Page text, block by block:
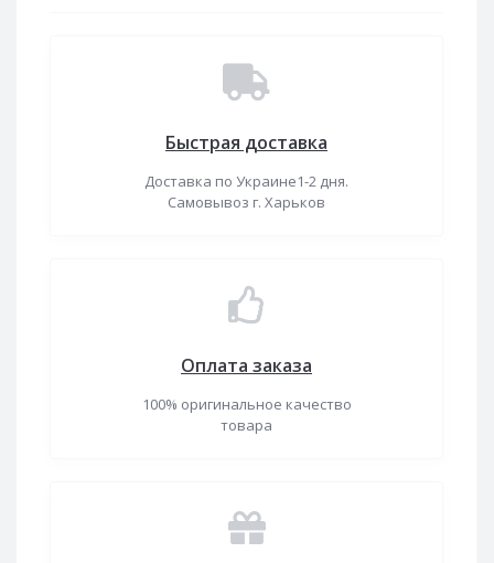
Быстрая доставка
Доставка по Украине1-2 дня.
Самовывоз г. Харьков
Оплата заказа
100% оригинальное качество
товара